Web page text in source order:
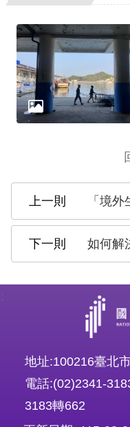
網
站
導
覽
全
策
「境外
如何解決嚴
地址:100216臺北
電話:(02)2341-
3183轉662